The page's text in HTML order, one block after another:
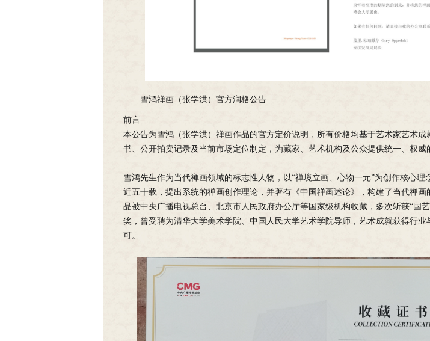
雪鸿禅画（张学洪）官方润格公告
前言
本公告为雪鸿（张学洪）禅画作品的官方定价说明，所有价格均基于艺术家艺术成
书、公开拍卖记录及当前市场定位制定，为藏家、艺术机构及公众提供统一、权威
雪鸿先生作为当代禅画领域的标志性人物，以“禅境立画、心物一元”为创作核心理
近五十载，提出系统的禅画创作理论，并著有《中国禅画述论》，构建了当代禅画
品被中央广播电视总台、北京市人民政府办公厅等国家级机构收藏，多次斩获“国
奖，曾受聘为清华大学美术学院、中国人民大学艺术学院导师，艺术成就获得行业
可。